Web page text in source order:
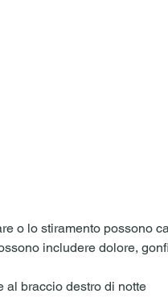
includere dolore,
al braccio destro di notte